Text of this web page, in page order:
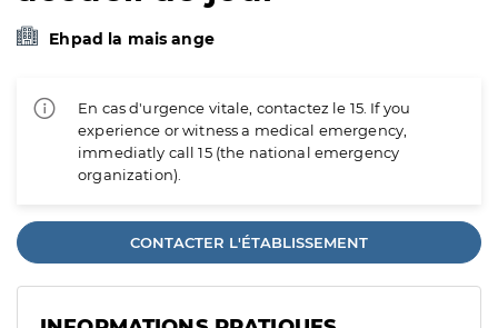
Ehpad la mais ange
En cas d'urgence vitale, contactez le 15. If you
experience or witness a medical emergency,
immediatly call 15 (the national emergency
organization).
CONTACTER L'ÉTABLISSEMENT